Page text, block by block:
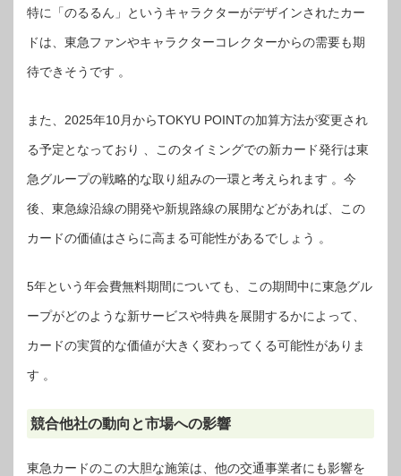
特に「のるるん」というキャラクターがデザインされたカー
ドは、東急ファンやキャラクターコレクターからの需要も期
待できそうです 。
また、2025年10月からTOKYU POINTの加算方法が変更され
る予定となっており 、このタイミングでの新カード発行は東
急グループの戦略的な取り組みの一環と考えられます 。今
後、東急線沿線の開発や新規路線の展開などがあれば、この
カードの価値はさらに高まる可能性があるでしょう 。
5年という年会費無料期間についても、この期間中に東急グル
ープがどのような新サービスや特典を展開するかによって、
カードの実質的な価値が大きく変わってくる可能性がありま
す 。
競合他社の動向と市場への影響
東急カードのこの大胆な施策は、他の交通事業者にも影響を